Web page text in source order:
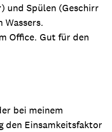
und Spülen (Geschirr
Office. Gut für den
bei meinem
den Einsamkeitsfaktor